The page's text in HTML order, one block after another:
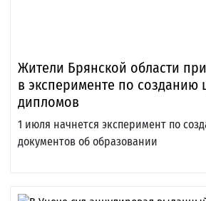
Жители Брянской области
в эксперименте по
дипломов
1 июля начнется эксперимент по
документов об образовании